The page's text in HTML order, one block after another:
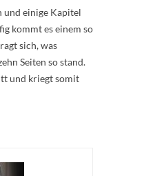
und einige Kapitel
kommt es einem so
sich, was
Seiten so stand.
und kriegt somit